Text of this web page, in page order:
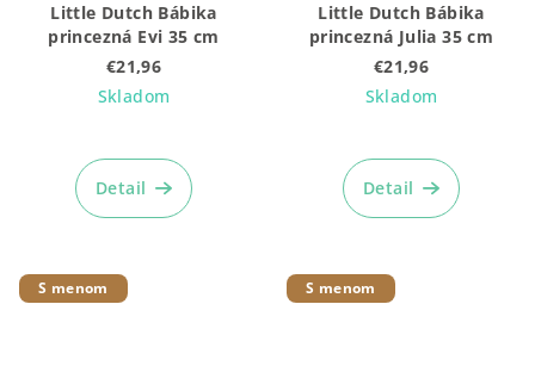
Little Dutch Bábika
princezná Evi 35 cm
€21,96
Skladom
Detail
Little Dutch Bábika
princezná Julia 35 cm
€21,96
Skladom
Detail
S menom S menom